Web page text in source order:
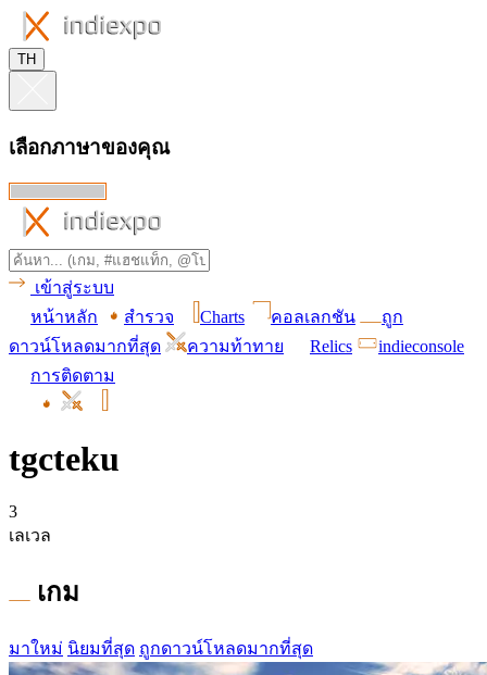
TH
เลือกภาษาของคุณ
เข้าสู่ระบบ
หน้าหลัก
สำรวจ Charts คอลเลกชัน
ถูก
ดาวน์โหลดมากที่สุด
ความท้าทาย Relics
indieconsole
การติดตาม
tgcteku
3
เลเวล
เกม
มาใหม่ นิยมที่สุด ถูกดาวน์โหลดมากที่สุด